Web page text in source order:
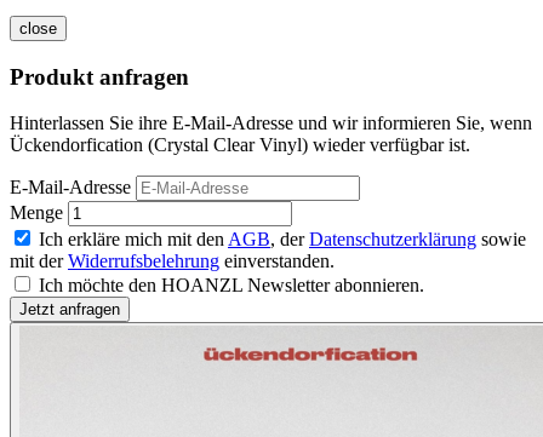
close
Produkt anfragen
Hinterlassen Sie ihre E-Mail-Adresse und wir informieren Sie, wenn
Ückendorfication (Crystal Clear Vinyl) wieder verfügbar ist.
E-Mail-Adresse
Menge
Ich erkläre mich mit den AGB, derDatenschutzerklärung sowie
mit derWiderrufsbelehrung einverstanden.
Ich möchte den HOANZL Newsletter abonnieren.